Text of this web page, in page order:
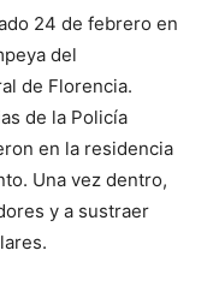
24 de febrero en
del
de Florencia.
de la Policía
en la residencia
Una vez dentro,
y a sustraer